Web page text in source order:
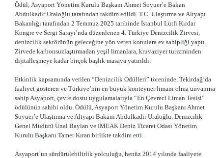
Ödül; Asyaport Yönetim Kurulu Başkanı Ahmet Soyuer’e Bakan
Abdulkadir Uraloğlu tarafından takdim edildi. T.C. Ulaştırma ve Altyapı
Bakanlığı tarafından 2 Temmuz 2025 tarihinde İstanbul Lütfi Kırdar
Kongre ve Sergi Sarayı’nda düzenlenen 4. Türkiye Denizcilik Zirvesi,
denizcilik sektörünün geleceğine yön veren konulara ev sahipliği yaptı.
Zirvede karbonsuzlaştırmadan yeşil limanlara, kruvaziyer turizminden
dijitalleşmeye kadar birçok başlık masaya yatırıldı.
Etkinlik kapsamında verilen “Denizcilik Ödülleri” töreninde, Tekirdağ’da
faaliyet gösteren ve Türkiye’nin en büyük konteyner limanı olma unvanına
sahip Asyaport, çevre dostu uygulamalarıyla “En Çevreci Liman Tesisi”
ödülünün sahibi oldu. Ödülü, Asyaport Yönetim Kurulu Başkanı Ahmet
Soyuer’e Ulaştırma ve Altyapı Bakanı Abdulkadir Uraloğlu, Denizcilik
Genel Müdürü Ünal Baylan ve İMEAK Deniz Ticaret Odası Yönetim
Kurulu Başkanı Tamer Kıran birlikte takdim etti.
Asyaport’un sürdürülebilirlik yolculuğu, henüz 2014 yılında faaliyete